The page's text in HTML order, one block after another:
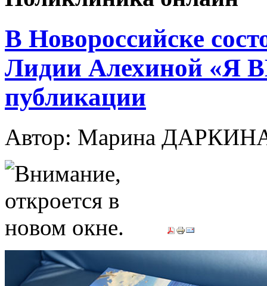
В Новороссийске
Лидии Алехиной «Я
публикации
Автор: Марина